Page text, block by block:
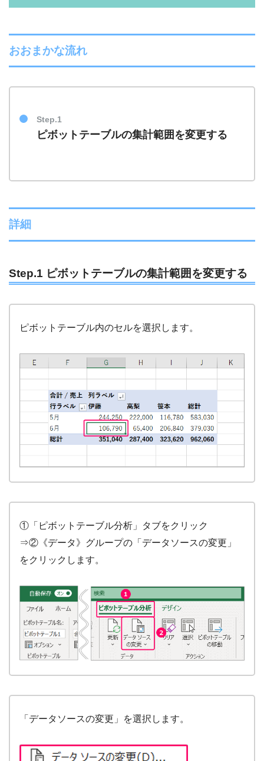
おおまかな流れ
Step.1
ピボットテーブルの集計範囲を変更する
詳細
Step.1 ピボットテーブルの集計範囲を変更する
ピボットテーブル内のセルを選択します。
①「ピボットテーブル分析」タブをクリック
⇒②《データ》グループの「データソースの変更」
をクリックします。
「データソースの変更」を選択します。